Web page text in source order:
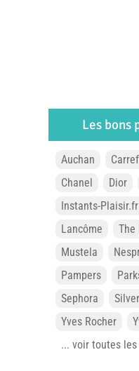
Les bons
Auchan
Chanel
Dior
Instants-Plaisir.fr
Lancôme
The
Mustela
Pampers
Sephora
Yves Rocher
... voir toutes